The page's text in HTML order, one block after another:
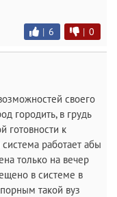
| 6 | 0
своего
городить, в грудь
готовности к
работает абы
только на вечер
в системе в
такой вуз